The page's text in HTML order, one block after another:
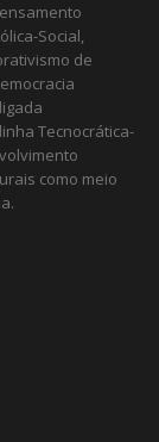
Social,
de
Tecnocrática-
como meio